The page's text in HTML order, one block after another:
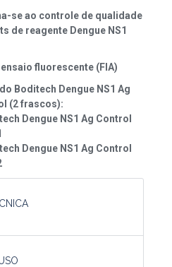
se ao controle de qualidade
de reagente Dengue NS1
fluorescente (FIA)
Boditech Dengue NS1 Ag
(2 frascos):
Dengue NS1 Ag Control
Dengue NS1 Ag Control